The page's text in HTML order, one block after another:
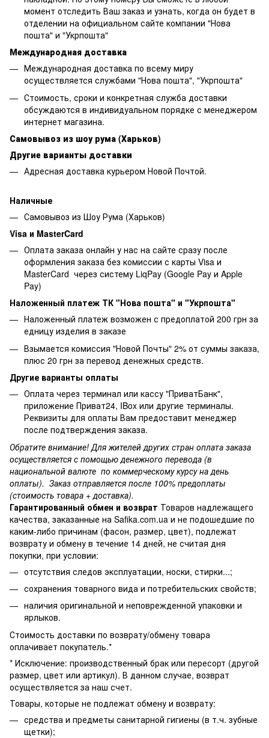
момент отследить Ваш заказ и узнать, когда он будет в
отделении на официальном сайте компании "Нова
пошта" и "Укрпошта"
Международная доставка
Международная доставка по всему миру
осуществляется службами "Нова пошта", "Укрпошта"
Стоимость, сроки и конкретная служба доставки
обсуждаются в индивидуальном порядке с менеджером
интернет магазина.
Самовывоз из шоу рума (Харьков)
Другие варианты доставки
Адресная доставка курьером Новой Почтой.
Наличные
Самовывоз из Шоу Рума (Харьков)
Visa и MasterCard
Оплата заказа онлайн у нас на сайте сразу после
оформления заказа без комиссии с карты Visa и
MasterCard через систему LiqPay (Google Pay и Apple
Pay)
Наложенный платеж ТК "Нова пошта" и "Укрпошта"
Наложенный платеж возможен с предоплатой 200 грн за
едницу изделия в заказе
Взымается комиссия "Новой Почты" 2% от суммы заказа,
плюс 20 грн за перевод денежных средств.
Другие варианты оплаты
Оплата через терминал или кассу "ПриватБанк",
приложение Приват24, IBox или другие терминалы.
Реквизиты для оплаты Вам предоставит менеджер
после подтверждения заказа.
Обратите внимание! Для жителей других стран оплата заказа
осуществляется с помощью денежного перевода (в
национальной валюте по коммерческому курсу на день
оплаты). Заказ отправляется после 100% предоплаты
(стоимость товара + доставка).
Гарантированный обмен и возврат Товаров надлежащего
качества, заказанные на Safika.com.ua и не подошедшие по
каким-либо причинам (фасон, размер, цвет), подлежат
возврату и обмену в течение 14 дней, не считая дня
покупки, при условии:
отсутствия следов эксплуатации, носки, стирки...;
сохранения товарного вида и потребительских свойств;
наличия оригинальной и неповрежденной упаковки и
ярлыков.
Стоимость доставки по возврату/обмену товара
оплачивает покупатель.*
* Исключение: производственный брак или пересорт (другой
размер, цвет или артикул). В данном случае, возврат
осуществляется за наш счет.
Товары, которые не подлежат обмену и возврату:
средства и предметы санитарной гигиены (в т.ч. зубные
щетки);